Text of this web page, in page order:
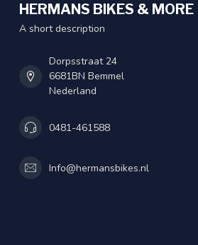
HERMANS BIKES & MORE
A short description
Dorpsstraat 24
6681BN Bemmel
Nederland
0481-461588
Info@hermansbikes.nl